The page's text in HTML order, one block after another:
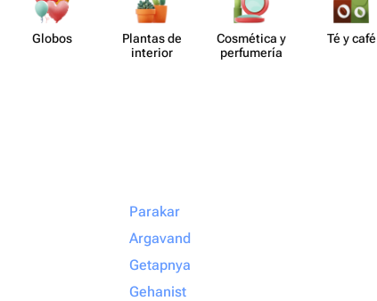
Globos
Plantas de
interior
Cosmética y
perf​umería
Té y café
Parakar
Argavand
Getapnya
Gehanist